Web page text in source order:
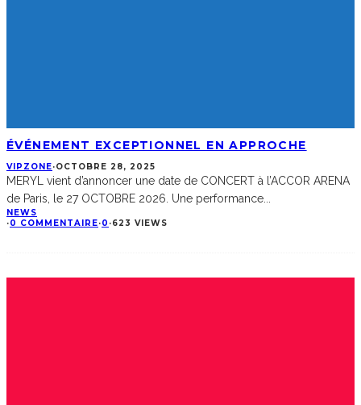
ÉVÉNEMENT EXCEPTIONNEL EN APPROCHE
VIPZONE·OCTOBRE 28, 2025
MERYL vient d’annoncer une date de CONCERT à l’ACCOR ARENA
de Paris, le 27 OCTOBRE 2026. Une performance
NEWS
·0 COMMENTAIRE·0 ·623 VIEWS